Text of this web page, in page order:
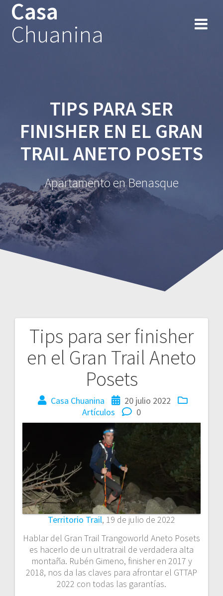
Casa
Chuanina
TIPS PARA SER
FINISHER EN EL GRAN
TRAIL ANETO POSETS
Apartamento en Benasque
Tips para ser finisher
en el Gran Trail Aneto
Posets
Casa Chuanina
20 julio 2022
Artículos
0
Territorio Trail, 19 de julio de 2022
Hablar del Gran Trail Trangoworld Aneto Posets
es hacerlo de un ultratrail de verdadera alta
montaña. Rubén Gimeno, finisher en 2017 y
2018, nos da las claves para afrontar el GTTAP
2022 con todas las garantías.